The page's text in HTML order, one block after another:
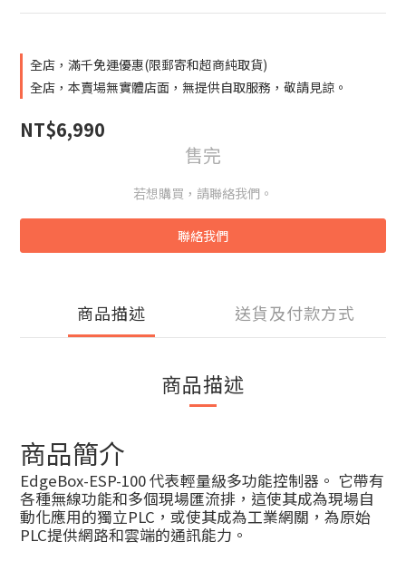
全店，滿千免運優惠(限郵寄和超商純取貨)
全店，本賣場無實體店面，無提供自取服務，敬請見諒。
NT$6,990
售完
若想購買，請聯絡我們。
聯絡我們
商品描述 送貨及付款方式
商品描述
商品簡介
EdgeBox-ESP-100 代表輕量級多功能控制器。 它帶有
各種無線功能和多個現場匯流排，這使其成為現場自
動化應用的獨立PLC，或使其成為工業網關，為原始
PLC提供網路和雲端的通訊能力。